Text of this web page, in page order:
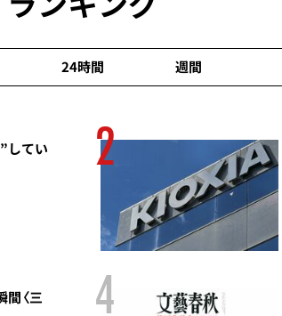
24時間 週間
してい
2
〈三
4